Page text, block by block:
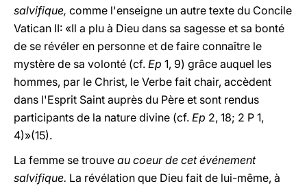
salvifique, comme l'enseigne un autre texte du Concile
Vatican II: «Il a plu à Dieu dans sa sagesse et sa bonté
de se révéler en personne et de faire connaître le
mystère de sa volonté (cf. Ep 1, 9) grâce auquel les
hommes, par le Christ, le Verbe fait chair, accèdent
dans l'Esprit Saint auprès du Père et sont rendus
participants de la nature divine (cf. Ep 2, 18; 2 P 1,
4)»(15).
La femme se trouve au coeur de cet événement
salvifique. La révélation que Dieu fait de lui-même, à